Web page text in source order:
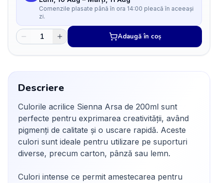
Comenzile plasate până în ora 14:00 pleacă în aceeași
zi.
Adaugă în coș
Descriere
Culorile acrilice Sienna Arsa de 200ml sunt
perfecte pentru exprimarea creativității, având
pigmenți de calitate și o uscare rapidă. Aceste
culori sunt ideale pentru utilizare pe suporturi
diverse, precum carton, pânză sau lemn.
Culori intense ce permit amestecarea pentru